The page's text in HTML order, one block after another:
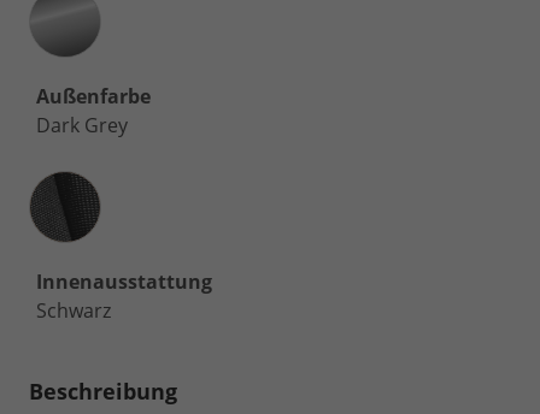
Außenfarbe
Dark Grey
Innenausstattung
Innenausstattung
Schwarz
Beschreibung